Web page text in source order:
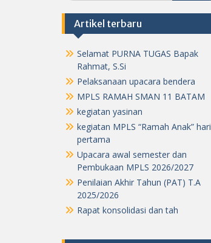
Artikel terbaru
Selamat PURNA TUGAS Bapak
Rahmat, S.Si
Pelaksanaan upacara bendera
MPLS RAMAH SMAN 11 BATAM
kegiatan yasinan
kegiatan MPLS “Ramah Anak” hari
pertama
Upacara awal semester dan
Pembukaan MPLS 2026/2027
Penilaian Akhir Tahun (PAT) T.A
2025/2026
Rapat konsolidasi dan tah